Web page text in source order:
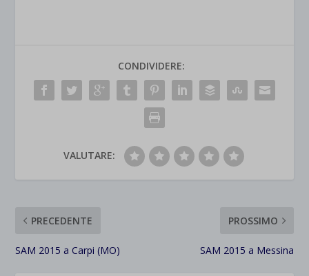
CONDIVIDERE:
VALUTARE:
PRECEDENTE
SAM 2015 a Carpi (MO)
PROSSIMO
SAM 2015 a Messina